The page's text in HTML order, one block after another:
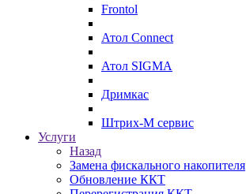
Frontol
Атол Connect
Атол SIGMA
Дримкас
Штрих-М сервис
Услуги
Назад
Замена фискального накопителя
Обновление ККТ